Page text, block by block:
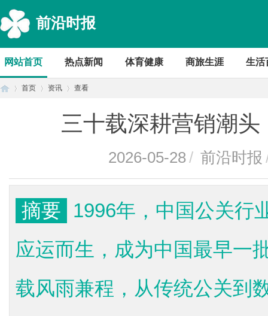
前沿时报
网站首页 热点新闻 体育健康 商旅生涯 生活
首页 资讯 查看
三十载深耕营销潮
2026-05-28/ 前沿时报
摘要
1996年，中国公关行
应运而生，成为中国最早一
载风雨兼程，从传统公关到